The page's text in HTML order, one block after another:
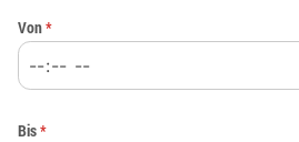
Von*
Bis*